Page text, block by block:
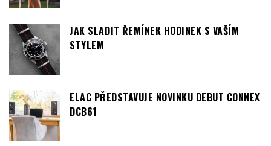
JAK SLADIT ŘEMÍNEK HODINEK S VAŠÍM
STYLEM
ELAC PŘEDSTAVUJE NOVINKU DEBUT CONNEX
DCB61